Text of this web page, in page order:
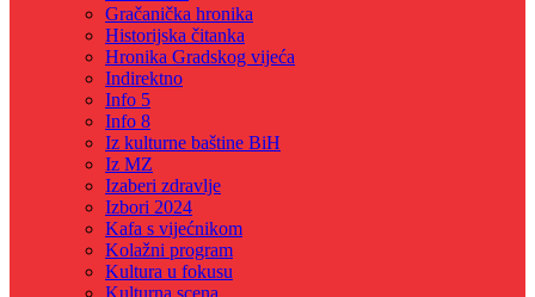
Gračanička hronika
Historijska čitanka
Hronika Gradskog vijeća
Indirektno
Info 5
Info 8
Iz kulturne baštine BiH
Iz MZ
Izaberi zdravlje
Izbori 2024
Kafa s vijećnikom
Kolažni program
Kultura u fokusu
Kulturna scena